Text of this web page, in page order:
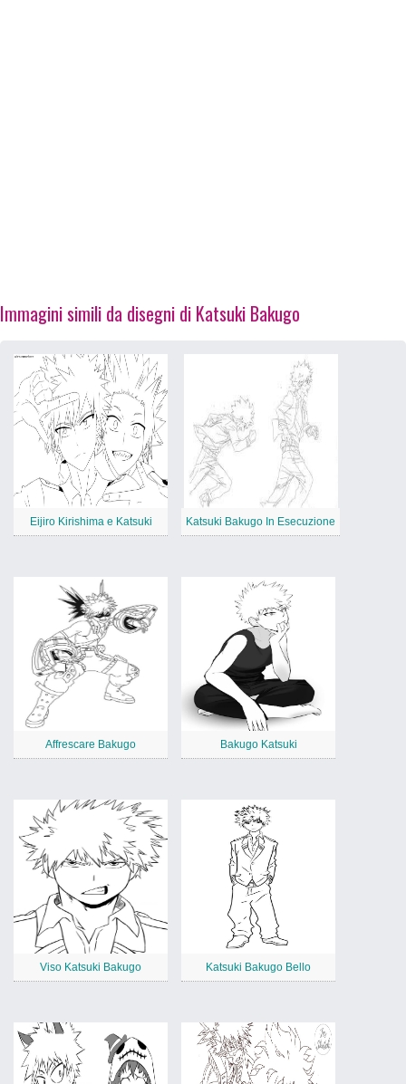
Immagini simili da disegni di Katsuki Bakugo
Eijiro Kirishima e Katsuki Katsuki Bakugo In Esecuzione
Affrescare Bakugo Bakugo Katsuki
Viso Katsuki Bakugo Katsuki Bakugo Bello